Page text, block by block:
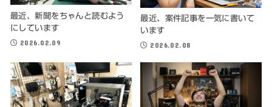
最近、新聞をちゃんと読むよう
にしています
2026.02.09
最近、案件記事を一気に書いて
います
2026.02.08